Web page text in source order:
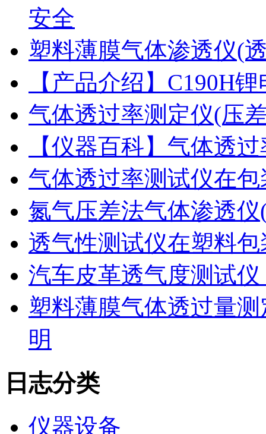
安全
塑料薄膜气体渗透仪(
【产品介绍】C190H
气体透过率测定仪(压
【仪器百科】气体透
气体透过率测试仪在
氮气压差法气体渗透
透气性测试仪在塑料
汽车皮革透气度测试
塑料薄膜气体透过量
明
日志分类
仪器设备